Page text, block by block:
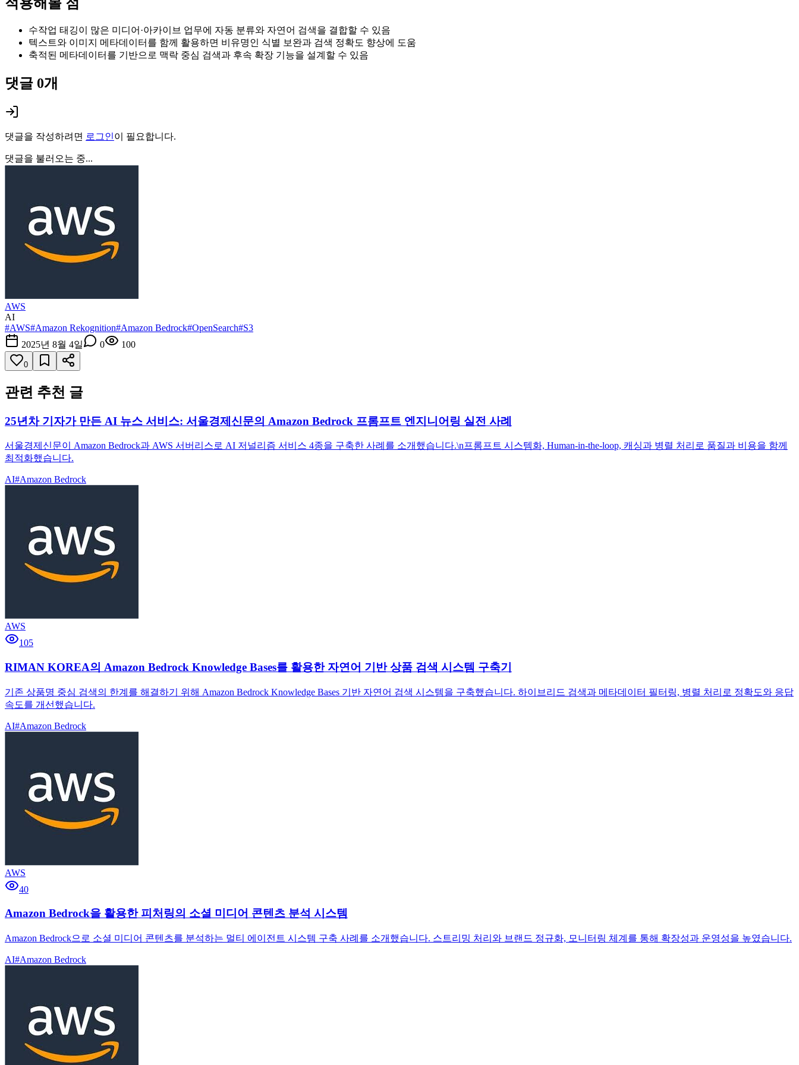
수작업 태깅이 많은 미디어·아카이브 업무에 자동 분류와 자연어 검색을 결합할 수 있음
텍스트와 이미지 메타데이터를 함께 활용하면 비유명인 식별 보완과 검색 정확도 향상에 도움
축적된 메타데이터를 기반으로 맥락 중심 검색과 후속 확장 기능을 설계할 수 있음
댓글 0개
댓글을 작성하려면 로그인이 필요합니다.
댓글을 불러오는 중...
AWS
AI
#AWS#Amazon Rekognition#Amazon Bedrock#OpenSearch#S3
2025년 8월 4일
0 100
0
관련 추천 글
25년차 기자가 만든 AI 뉴스 서비스: 서울경제신문의 Amazon Bedrock 프롬프트 엔지니어링 실전 사례
서울경제신문이 Amazon Bedrock과 AWS 서버리스로 AI 저널리즘 서비스 4종을 구축한 사례를 소개했습니다.\n프롬프트 시스템화, Human-in-the-loop, 캐싱과 병렬 처리로 품질과 비용을 함께
최적화했습니다.
AI#Amazon Bedrock
AWS
105
RIMAN KOREA의 Amazon Bedrock Knowledge Bases를 활용한 자연어 기반 상품 검색 시스템 구축기
기존 상품명 중심 검색의 한계를 해결하기 위해 Amazon Bedrock Knowledge Bases 기반 자연어 검색 시스템을 구축했습니다. 하이브리드 검색과 메타데이터 필터링, 병렬 처리로 정확도와 응답
속도를 개선했습니다.
AI#Amazon Bedrock
AWS
40
Amazon Bedrock을 활용한 피처링의 소셜 미디어 콘텐츠 분석 시스템
Amazon Bedrock으로 소셜 미디어 콘텐츠를 분석하는 멀티 에이전트 시스템 구축 사례를 소개했습니다. 스트리밍 처리와 브랜드 정규화, 모니터링 체계를 통해 확장성과 운영성을 높였습니다.
AI#Amazon Bedrock